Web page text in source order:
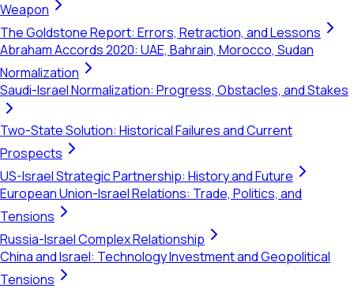
Weapon
The Goldstone Report: Errors, Retraction, and Lessons
Abraham Accords 2020: UAE, Bahrain, Morocco, Sudan
Normalization
Saudi-Israel Normalization: Progress, Obstacles, and Stakes
Two-State Solution: Historical Failures and Current
Prospects
US-Israel Strategic Partnership: History and Future
European Union-Israel Relations: Trade, Politics, and
Tensions
Russia-Israel Complex Relationship
China and Israel: Technology Investment and Geopolitical
Tensions